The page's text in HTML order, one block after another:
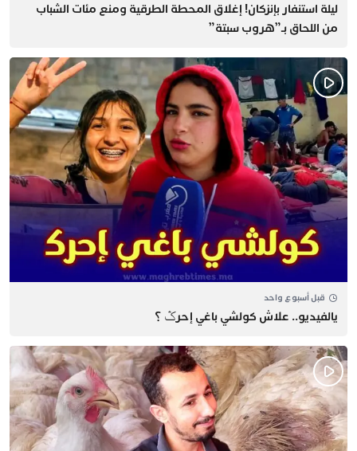
​ليلة استنفار بإنزكان! إغلاق المحطة الطرقية ومنع مئات الشباب
من اللحاق بـ”هروب سبتة”
قبل أسبوع واحد
يالفيديو.. علاش كولشي باغي إحرݣ ؟